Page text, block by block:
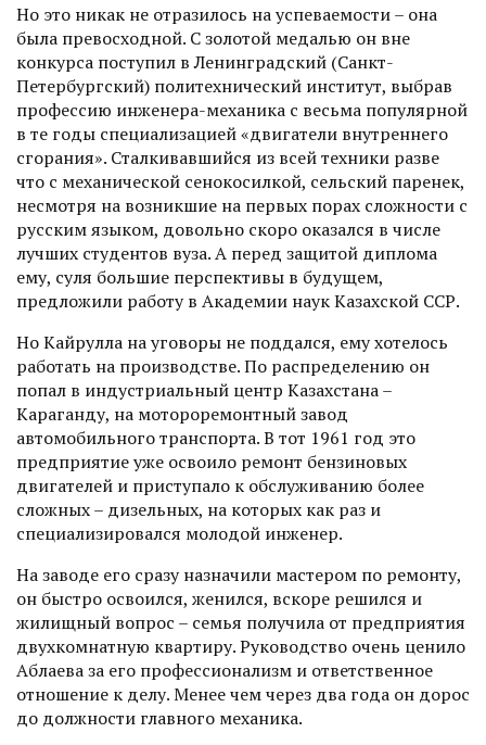
Но это никак не отразилось на успеваемости – она
была превосходной. С золотой медалью он вне
конкурса поступил в Ленинградский (Санкт-
Петербургский) политехнический институт, выбрав
профессию инженера-механика с весьма популярной
в те годы специализацией «двигатели внутреннего
сгорания». Сталкивавшийся из всей техники разве
что с механической сенокосилкой, сельский паренек,
несмотря на возникшие на первых порах сложности с
русским языком, довольно скоро оказался в числе
лучших студентов вуза. А перед защитой диплома
ему, суля большие перспективы в будущем,
предложили работу в Академии наук Казахской ССР.
Но Кайрулла на уговоры не поддался, ему хотелось
работать на производстве. По распределению он
попал в индустриальный центр Казахстана –
Караганду, на мотороремонтный завод
автомобильного транспорта. В тот 1961 год это
предприятие уже освоило ремонт бензиновых
двигателей и приступало к обслуживанию более
сложных – дизельных, на которых как раз и
специализировался молодой инженер.
На заводе его сразу назначили мастером по ремонту,
он быстро освоился, женился, вскоре решился и
жилищный вопрос – семья получила от предприятия
двухкомнатную квартиру. Руководство очень ценило
Аблаева за его профессионализм и ответственное
отношение к делу. Менее чем через два года он дорос
до должности главного механика.